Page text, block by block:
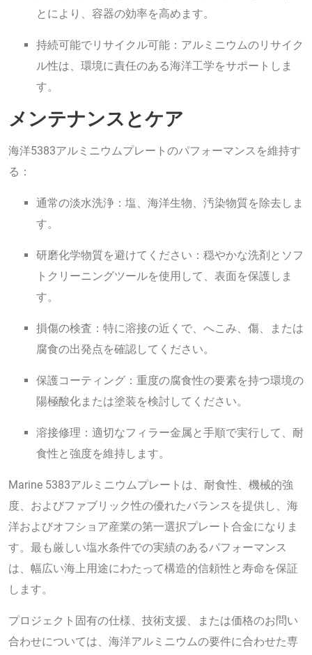
とにより、容器の効率を高めます。
持続可能でリサイクル可能：アルミニウムのリサイク
ル性は、環境に責任のある海洋工学をサポートしま
す。
メンテナンスとケア
海洋5383アルミニウムプレートのパフォーマンスを維持す
る：
通常の淡水洗浄：塩、海洋生物、汚染物質を除去しま
す。
研磨化学物質を避けてください：穏やかな洗剤とソフ
トクリーニングツールを使用して、表面を保護しま
す。
損傷の検査：特に溶接の近くで、へこみ、傷、または
腐食の出発点を確認してください。
保護コーティング：重度の腐食性の要素を持つ環境の
陽極酸化または塗装を検討してください。
溶接修理：適切なフィラー金属と手順で実行して、耐
食性と強度を維持します。
Marine 5383アルミニウムプレートは、耐食性、機械的強
度、およびファブリック性の優れたバランスを提供し、海
洋およびオフショア産業の第一選択プレート合金になりま
す。最も厳しい塩水条件での実績のあるパフォーマンス
は、幅広い海上用途にわたって構造的信頼性と寿命を保証
します。
プロジェクト固有の仕様、技術支援、または価格のお問い
合わせについては、海洋アルミニウムの要件に合わせた専